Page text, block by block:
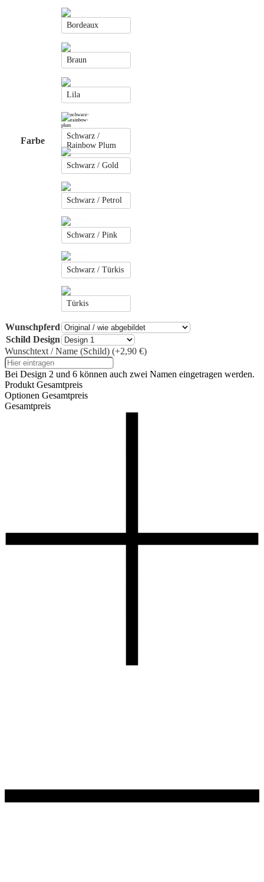
Farbe
Bordeaux
Braun
Lila
Schwarz /
Rainbow Plum
Schwarz / Gold
Schwarz / Petrol
Schwarz / Pink
Schwarz / Türkis
Türkis
Wunschpferd
Schild Design
Wunschtext / Name (Schild) (+2,90 €)
Bei Design 2 und 6 können auch zwei Namen eingetragen werden.
Produkt Gesamtpreis
Optionen Gesamtpreis
Gesamtpreis